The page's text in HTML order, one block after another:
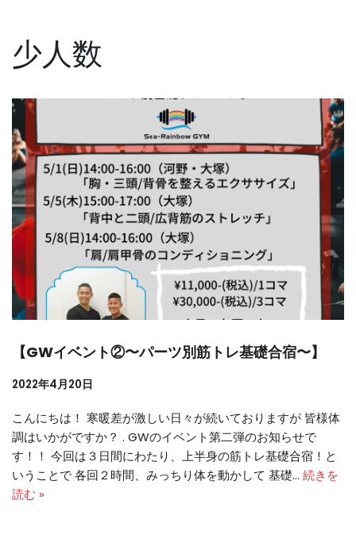
少人数
【GWイベント②〜パーツ別筋トレ基礎合宿〜】
2022年4月20日
こんにちは！ 寒暖差が激しい日々が続いておりますが 皆様体
調はいかがですか？ . GWのイベント第二弾のお知らせで
す！！ 今回は３日間にわたり、上半身の筋トレ基礎合宿！と
いうことで 各回２時間、みっちり体を動かして 基礎… 続きを
読む »